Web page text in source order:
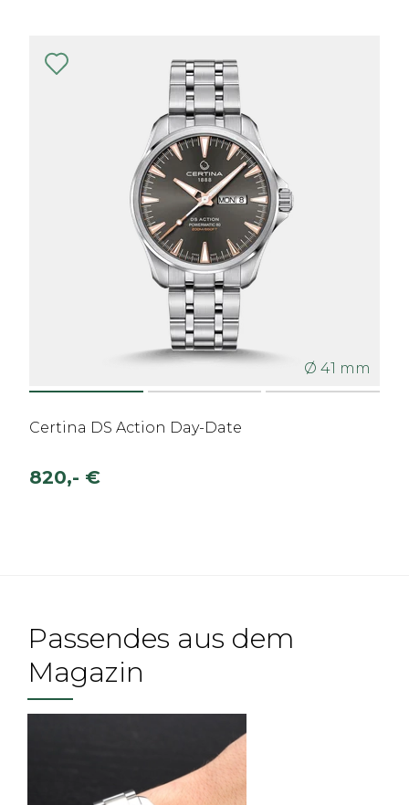
Ø 41 mm
Certina DS Action Day-Date
820,- €
Passendes aus dem
Magazin